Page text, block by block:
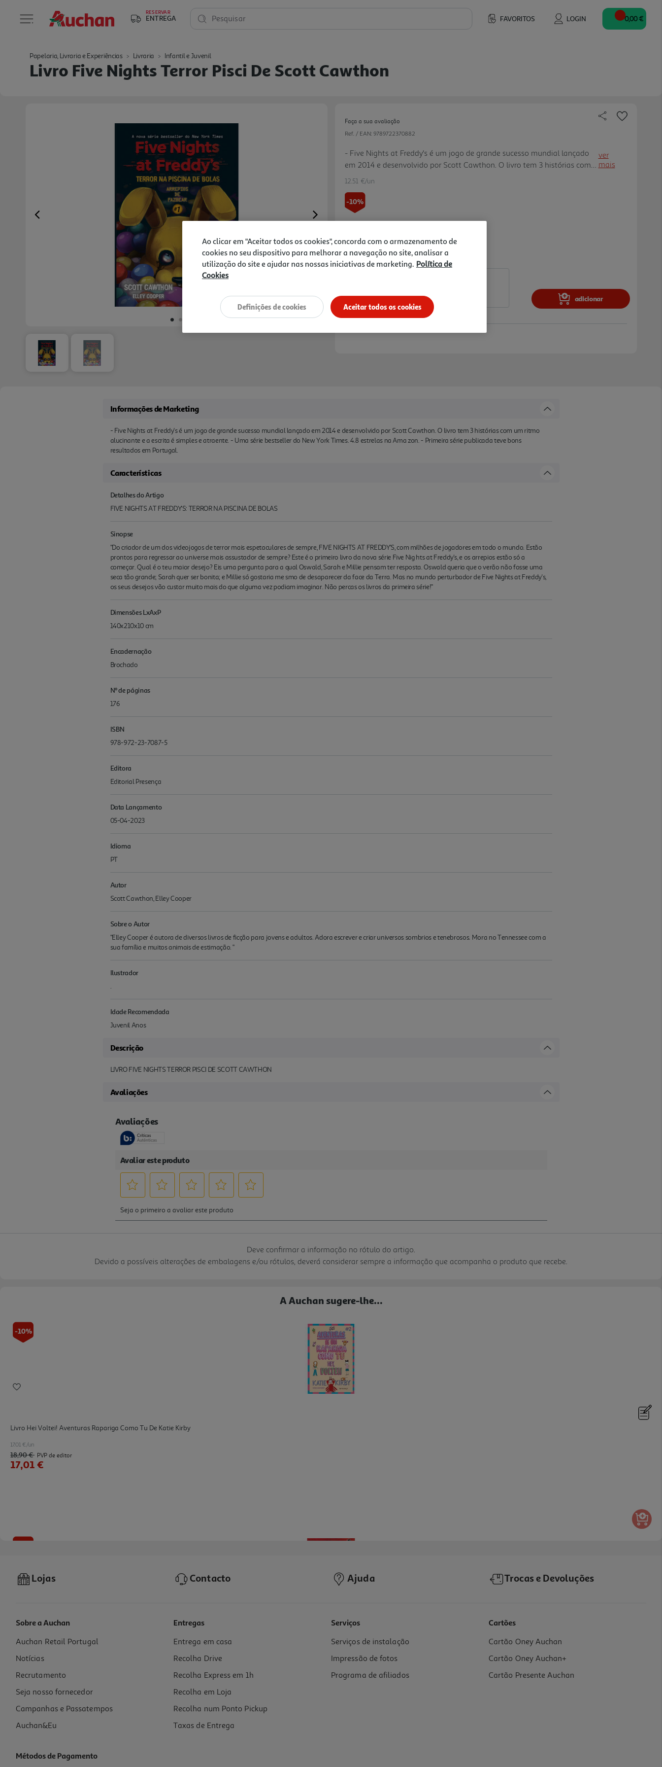
RESERVAR
ENTREGA FAVORITOS LOGIN
Pesquisar 0,00 €
Papelaria, Livraria e Experiências Livraria Infantil e Juvenil
Livro Five Nights Terror Pisci De Scott Cawthon
Previous Next
Faça a sua avaliação
Ref. / EAN: 9789722370882
- Five Nights at Freddy's é um jogo de grande sucesso mundial lançado
em 2014 e desenvolvido por Scott Cawthon. O livro tem 3 histórias com
um ritmo alucinante e a escrita é simples e atraente. - Uma série
publicada teve bons resultados em Portugal.
ver
mais
12.51 €/un
-10%
12,51 €
Notas de preparação
adicionar
Informações de Marketing
- Five Nights at Freddy's é um jogo de grande sucesso mundial lançado em 2014 e desenvolvido por Scott Cawthon. O livro tem 3 histórias com um ritmo
alucinante e a escrita é simples e atraente. - Uma série bestseller do New York Times. 4.8 estrelas na Ama zon. - Primeira série publicada teve bons
resultados em Portugal.
Características
Detalhes do Artigo
FIVE NIGHTS AT FREDDY'S: TERROR NA PISCINA DE BOLAS
Sinopse
"Do criador de um dos videojogos de terror mais espetaculares de sempre, FIVE NIGHTS AT FREDDY'S, com milhões de jogadores em todo o mundo. Estão
prontos para regressar ao universe mais assustador de sempre? Este é o primeiro livro da nova série Five Nig hts at Freddy's, e os arrepios estão só a
começar. Qual é o teu maior desejo? Eis uma pergunta para a qual Oswald, Sarah e Millie pensam ter resposta. Oswald queria que o verão não fosse uma
seca tão grande; Sarah quer ser bonita; e Millie só gostaria me smo de desaparecer da face da Terra. Mas no mundo perturbador de Five Nights at Freddy's,
os seus desejos vão custar muito mais do que alguma vez podiam imaginar. Não percas os livros da primeira série!"
Dimensões LxAxP
140x210x10 cm
Encadernação
Brochado
Nº de páginas
176
ISBN
978-972-23-7087-5
Editora
Editorial Presença
Data Lançamento
05-04-2023
Idioma
PT
Autor
Scott Cawthon, Elley Cooper
Sobre o Autor
"Elley Cooper é autora de diversos livros de ficção para jovens e adultos. Adora escrever e criar universos sombrios e tenebrosos. Mora no Tennessee com a
sua família e muitos animais de estimação. "
Ilustrador
.
Idade Recomendada
Juvenil Anos
Descrição
LIVRO FIVE NIGHTS TERROR PISCI DE SCOTT CAWTHON
Avaliações
Deve confirmar a informação no rótulo do artigo.
Devido a possíveis alterações de embalagens e/ou rótulos, deverá considerar sempre a informação que acompanha o produto que recebe.
A Auchan sugere-lhe...
-10%
Livro Hei Voltei! Aventuras Rapariga Como Tu De Katie Kirby
17.01 €/un
18,90 € PVP de editor
17,01 €
Livro Diário De Um Nerd De Philip Osbourne Roberta Procac
8.91 €/un
8,91 €
-10%
Lojas Contacto Ajuda Trocas e Devoluções
Sobre a Auchan
Auchan Retail Portugal
Notícias
Recrutamento
Seja nosso fornecedor
Campanhas e Passatempos
Auchan&Eu
Entregas
Entrega em casa
Recolha Drive
Recolha Express em 1h
Recolha em Loja
Recolha num Ponto Pickup
Taxas de Entrega
Serviços
Serviços de instalação
Impressão de fotos
Programa de afiliados
Cartões
Cartão Oney Auchan
Cartão Oney Auchan+
Cartão Presente Auchan
Métodos de Pagamento
Ao clicar em "Aceitar todos os cookies", concorda com o armazenamento de
cookies no seu dispositivo para melhorar a navegação no site, analisar a
utilização do site e ajudar nas nossas iniciativas de marketing. Política de
Cookies
Aceitar todos os cookies
Definições de cookies